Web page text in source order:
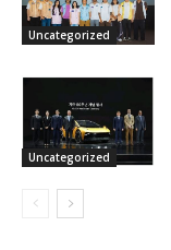
Uncategorized
Uncategorized